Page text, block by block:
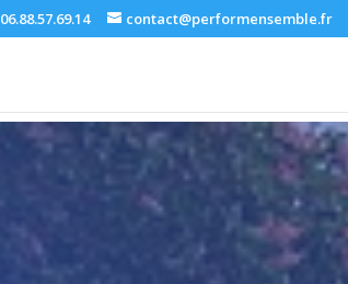
06.88.57.69.14 contact@performensemble.fr